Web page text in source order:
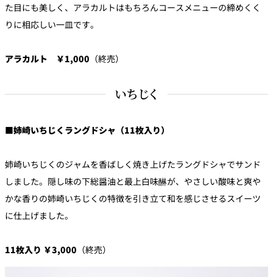
た目にも美しく、アラカルトはもちろんコースメニューの締めくく
りに相応しい一皿です。
アラカルト ￥1,000 （終売）
いちじく
■姉崎いちじくラングドシャ（11枚入り）
姉崎いちじくのジャムを香ばしく焼き上げたラングドシャでサンド
しました。隠し味の下総醤油と最上白味醂が、やさしい酸味と爽や
かな香りの姉崎いちじくの特徴を引き立て和を感じさせるスイーツ
に仕上げました。
11枚入り ￥3,000 （終売）